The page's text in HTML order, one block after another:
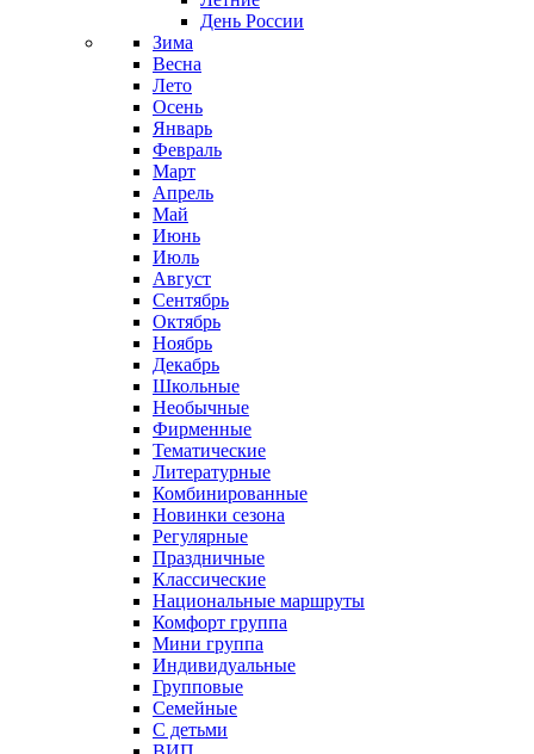
День России
Зима
Весна
Лето
Осень
Январь
Февраль
Март
Апрель
Май
Июнь
Июль
Август
Сентябрь
Октябрь
Ноябрь
Декабрь
Школьные
Необычные
Фирменные
Тематические
Литературные
Комбинированные
Новинки сезона
Регулярные
Праздничные
Классические
Национальные маршруты
Комфорт группа
Мини группа
Индивидуальные
Групповые
Семейные
С детьми